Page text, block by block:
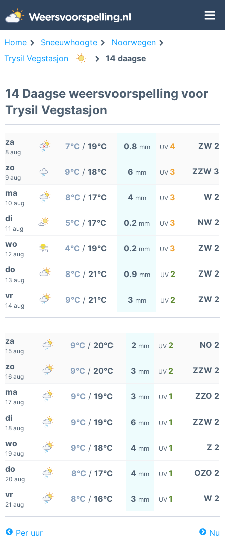
Home Sneeuwhoogte
Noorwegen
Trysil Vegstasjon
14 daagse
14 Daagse weersvoorspelling voor
Trysil Vegstasjon
za
8 aug
7°C / 19°C 0.8 mm UV 4 ZW 2
zo
9 aug
9°C / 18°C 6 mm UV 3 ZZW 3
ma
10 aug
8°C / 17°C 4 mm UV 3 W 2
di
11 aug
5°C / 17°C 0.2 mm UV 3 NW 2
wo
12 aug
4°C / 19°C 0.2 mm UV 3 ZW 2
do
13 aug
8°C / 21°C 0.9 mm UV 2 ZW 2
vr
14 aug
9°C / 21°C 3 mm UV 2 ZW 2
za
15 aug
9°C / 20°C 2 mm UV 2 NO 2
zo
16 aug
9°C / 20°C 3 mm UV 2 ZZW 2
ma
17 aug
9°C / 19°C 3 mm UV 1 ZZO 2
di
18 aug
9°C / 19°C 6 mm UV 1 ZZW 2
wo
19 aug
9°C / 18°C 4 mm UV 1 Z 2
do
20 aug
8°C / 17°C 4 mm UV 1 OZO 2
vr
21 aug
8°C / 16°C 3 mm UV 1 W 2
Per uur Nu